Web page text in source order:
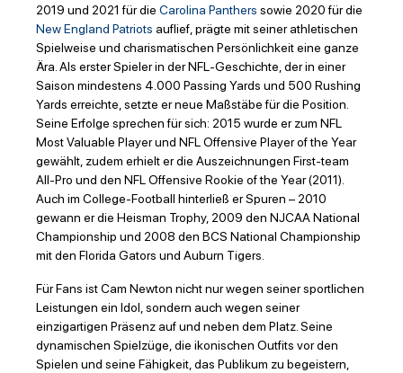
2019 und 2021 für die Carolina Panthers sowie 2020 für die
New England Patriots auflief, prägte mit seiner athletischen
Spielweise und charismatischen Persönlichkeit eine ganze
Ära. Als erster Spieler in der NFL-Geschichte, der in einer
Saison mindestens 4.000 Passing Yards und 500 Rushing
Yards erreichte, setzte er neue Maßstäbe für die Position.
Seine Erfolge sprechen für sich: 2015 wurde er zum NFL
Most Valuable Player und NFL Offensive Player of the Year
gewählt, zudem erhielt er die Auszeichnungen First-team
All-Pro und den NFL Offensive Rookie of the Year (2011).
Auch im College-Football hinterließ er Spuren – 2010
gewann er die Heisman Trophy, 2009 den NJCAA National
Championship und 2008 den BCS National Championship
mit den Florida Gators und Auburn Tigers.
Für Fans ist Cam Newton nicht nur wegen seiner sportlichen
Leistungen ein Idol, sondern auch wegen seiner
einzigartigen Präsenz auf und neben dem Platz. Seine
dynamischen Spielzüge, die ikonischen Outfits vor den
Spielen und seine Fähigkeit, das Publikum zu begeistern,